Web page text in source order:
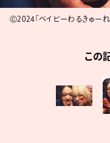
Ⓒ2024「ベイビーわるきゅー
この